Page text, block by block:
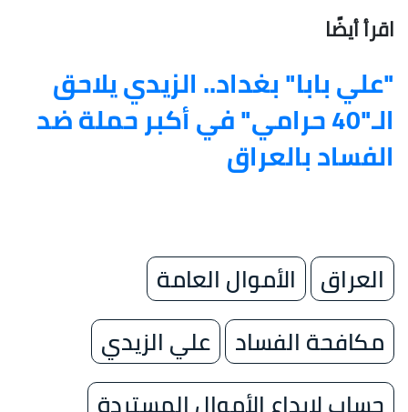
اقرأ أيضًا
"علي بابا" بغداد.. الزيدي يلاحق
الـ"40 حرامي" في أكبر حملة ضد
الفساد بالعراق
العراق
الأموال العامة
مكافحة الفساد علي الزيدي